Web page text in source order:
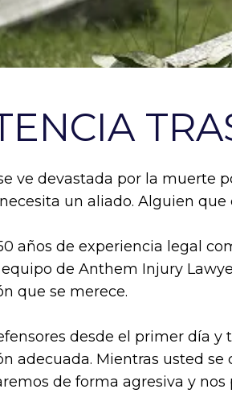
ve devastada por la muerte
un aliado. Alguien
años de experiencia legal
equipo de Anthem Injury
que se merece.
desde el primer día
adecuada. Mientras usted
de forma agresiva y